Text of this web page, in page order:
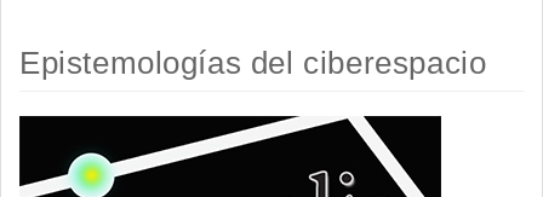
Epistemologías del ciberespacio
lateral